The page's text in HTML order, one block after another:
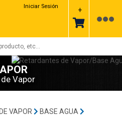
Iniciar Sesión +
de Vapor
VAPOR
BASE AGUA